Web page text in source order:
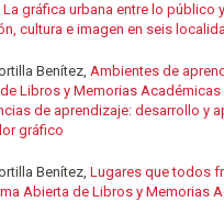
La gráfica urbana entre lo público
cultura e imagen en seis
Benítez, Ambientes de
Libros y Memorias Académicas
de aprendizaje: desarrollo y
gráfico
Benítez, Lugares que todos
Abierta de Libros y Memorias